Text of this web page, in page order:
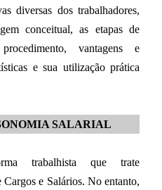
diversas dos trabalhadores,
conceitual, as etapas de
vantagens e
e sua utilização prática
SALARIAL
trabalhista que trate
Cargos e Salários. No entanto,